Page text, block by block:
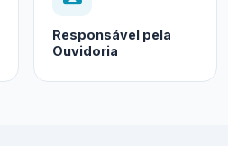
Responsável pela
Ouvidoria